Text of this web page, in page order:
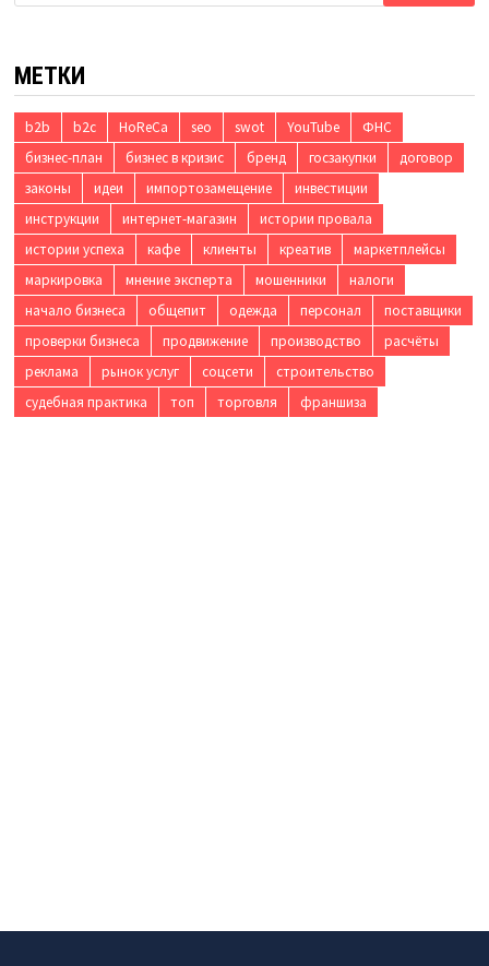
МЕТКИ
b2b b2c HoReCa seo swot YouTube
ФНС
бизнес-план
бизнес в кризис бренд госзакупки
договор
законы
идеи импортозамещение
инвестиции
инструкции
интернет-магазин
истории провала
истории успеха
кафе клиенты креатив
маркетплейсы
маркировка
мнение эксперта мошенники
налоги
начало бизнеса
общепит одежда персонал
поставщики
проверки бизнеса
продвижение производство
расчёты
реклама
рынок услуг соцсети
строительство
судебная практика
топ торговля франшиза